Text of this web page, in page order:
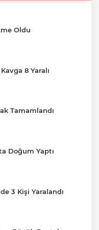
Oldu
8 Yaralı
Tamamlandı
Doğum Yaptı
3 Kişi Yaralandı